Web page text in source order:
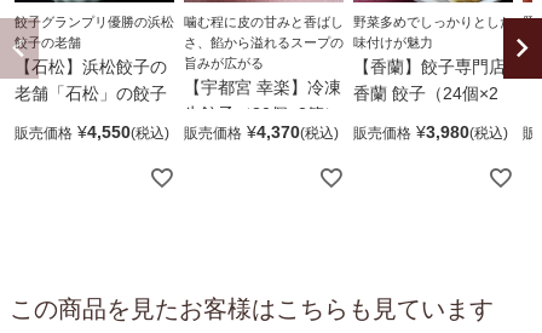
餃子グランプリ優勝の浜松
餃子の老舗
【石松】浜松餃子の
老舗「石松」の餃子
販売価格 ¥4,550
噛む程に皮の甘みと香ばし
さ、餡から溢れるスープの
旨みが広がる
【宇都宮 幸楽】冷凍
生餃子（30個×2箱）
販売価格 ¥4,370
野菜多めでしっかりとした
味付けが魅力
【香蘭】餃子専門店
香蘭 餃子（24個×2
販売価格 ¥3,980
豚
濃
販
この商品を見たお客様はこちらも見ています